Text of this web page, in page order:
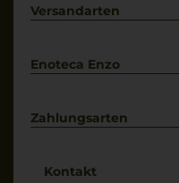
Kontakt
Versandarten
Enoteca Enzo
Bewertungs-Richtlinien
Zahlungsarten
Kontakt